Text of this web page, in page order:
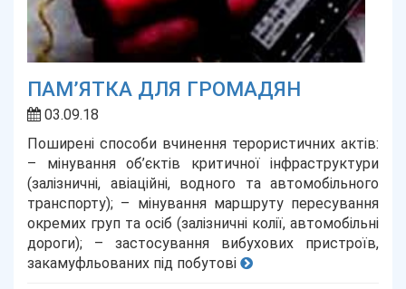
ПАМ’ЯТКА ДЛЯ ГРОМАДЯН
03.09.18
Поширені способи вчинення терористичних актів:
– мінування об’єктів критичної інфраструктури
(залізничні, авіаційні, водного та автомобільного
транспорту); – мінування маршруту пересування
окремих груп та осіб (залізничні колії, автомобільні
дороги); – застосування вибухових пристроїв,
закамуфльованих під побутові